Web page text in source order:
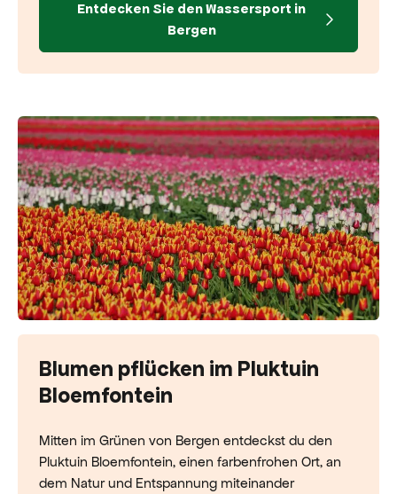
Entdecken Sie den Wassersport in
Bergen
Blumen pflücken im Pluktuin
Bloemfontein
Mitten im Grünen von Bergen entdeckst du den
Pluktuin Bloemfontein, einen farbenfrohen Ort, an
dem Natur und Entspannung miteinander